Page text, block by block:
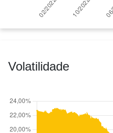
Volatilidade